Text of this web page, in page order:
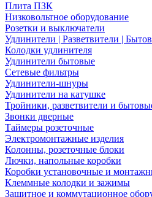
Плита ПЗК
Низковольтное оборудование
Розетки и выключатели
Удлинители | Разветвители |
Колодки удлинителя
Удлинители бытовые
Сетевые фильтры
Удлинители-шнуры
Удлинители на катушке
Тройники, разветвители и
Звонки дверные
Таймеры розеточные
Электромонтажные изделия
Колонны, розеточные блоки
Лючки, напольные коробки
Коробки установочные и
Клеммные колодки и зажимы
Защитное и коммутационное